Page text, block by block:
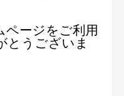
ページをご利用
とうございま